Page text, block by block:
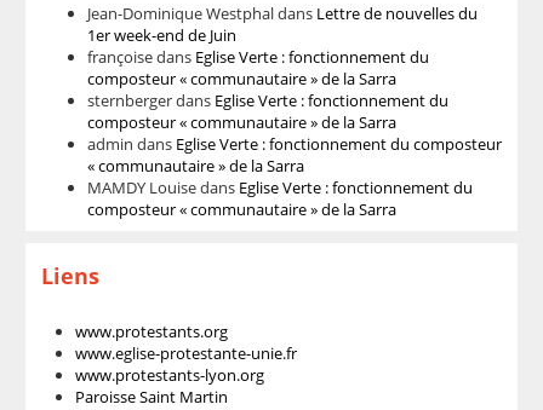
Jean-Dominique Westphaldans Lettre de nouvelles du
1er week-end de Juin
françoisedans Eglise Verte : fonctionnement du
composteur « communautaire » de la Sarra
sternbergerdans Eglise Verte : fonctionnement du
composteur « communautaire » de la Sarra
admin dans Eglise Verte : fonctionnement du composteur
« communautaire » de la Sarra
MAMDY Louisedans Eglise Verte : fonctionnement du
composteur « communautaire » de la Sarra
Liens
www.protestants.org
www.eglise-protestante-unie.fr
www.protestants-lyon.org
Paroisse Saint Martin